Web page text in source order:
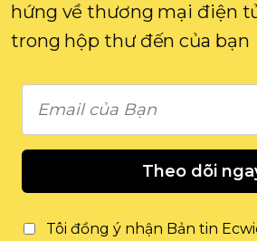
hứng về thương mại điện
trong hộp thư đến của bạn
Theo dõi
Tôi đồng ý nhận Bản tin